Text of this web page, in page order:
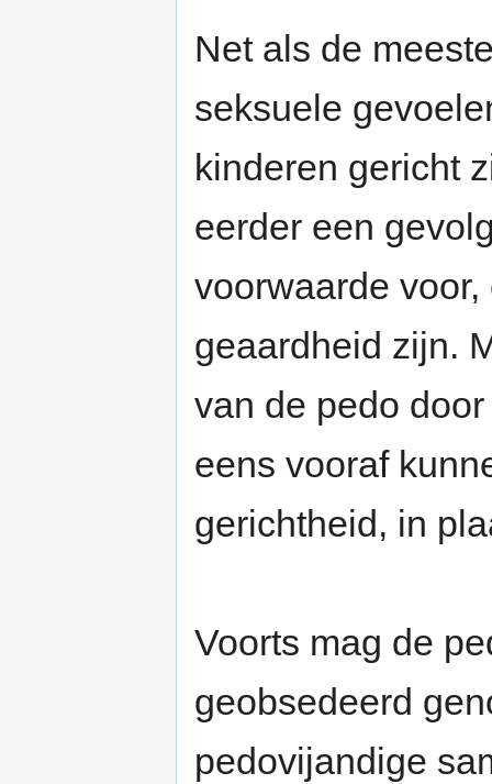
Net als de
seksuele
kinderen gericht
eerder een
voorwaarde
geaardheid zijn.
van de pedo
eens vooraf
gerichtheid, in
Voorts mag de
geobsedeerd
pedovijandige